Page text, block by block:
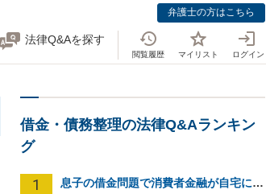
弁護士の方はこちら
法律Q&Aを探す
閲覧履歴 マイリスト ログイン
借金・債務整理の法律Q&Aランキン
グ
1 息子の借金問題で消費者金融が自宅にくるのをやめさせる方法はないですか？